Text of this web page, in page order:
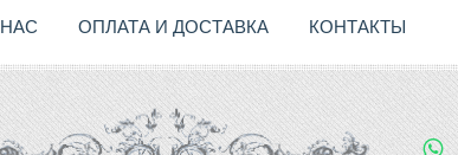
ОПЛАТА И ДОСТАВКА КОНТАКТЫ